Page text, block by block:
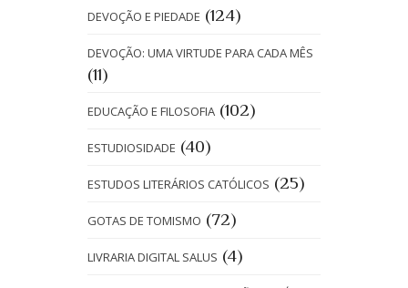
DEVOÇÃO E PIEDADE (124)
DEVOÇÃO: UMA VIRTUDE PARA CADA MÊS
(11)
EDUCAÇÃO E FILOSOFIA (102)
ESTUDIOSIDADE (40)
ESTUDOS LITERÁRIOS CATÓLICOS (25)
GOTAS DE TOMISMO (72)
LIVRARIA DIGITAL SALUS (4)